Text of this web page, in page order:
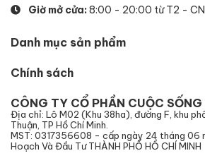
Giờ mở cửa: 8:00 - 20:00 từ T2 - CN
Danh mục sản phẩm
Chính sách
CÔNG TY CỔ PHẦN CUỘC SỐNG
Địa chỉ: Lô M02 (Khu 38ha), đường F, khu
Thuận, TP Hồ Chí Minh.
MST: 0317356608 - cấp ngày 24 tháng 06
Hoạch Và Đầu Tư THÀNH PHỐ HỒ CHÍ MINH